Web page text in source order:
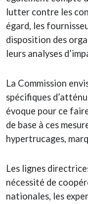
lutter contre les
égard, les
disposition des
leurs analyses
La Commission
spécifiques
évoque pour ce
de base à ces
hypertrucages,
Les lignes
nécessité de
nationales, les